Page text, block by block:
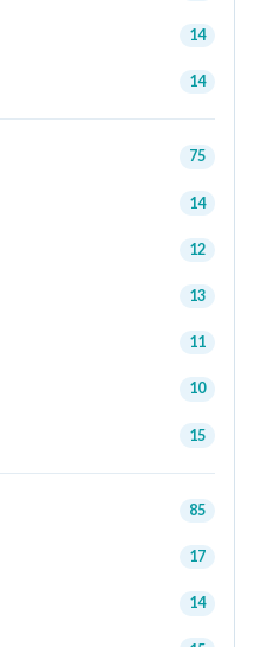
14
14
75
14
12
13
11
10
15
85
17
14